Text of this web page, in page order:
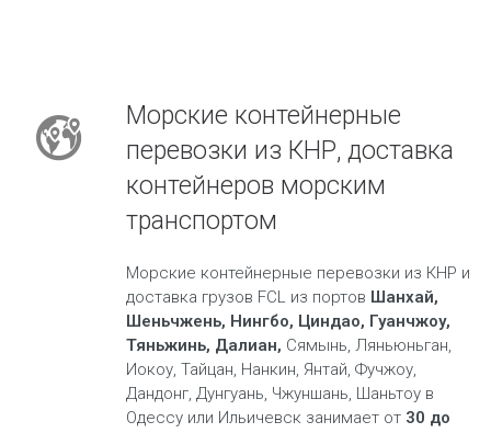
Морские контейнерные
перевозки из КНР, доставка
контейнеров морским
транспортом
Морские контейнерные перевозки из КНР и
доставка грузов FCL из портов Шанхай,
Шеньчжень, Нингбо, Циндао, Гуанчжоу,
Тяньжинь, Далиан, Сямынь, Ляньюньган,
Иокоу, Тайцан, Нанкин, Янтай, Фучжоу,
Дандонг, Дунгуань, Чжуншань, Шаньтоу в
Одессу или Ильичевск занимает от 30 до